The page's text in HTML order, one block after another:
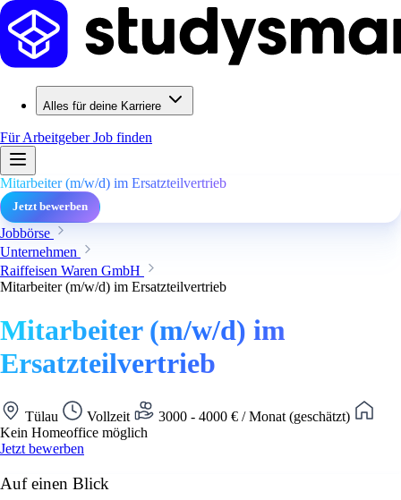
Alles für deine Karriere
Für ArbeitgeberJob finden
Mitarbeiter (m/w/d) im Ersatzteilvertrieb
Jetzt bewerben
Jobbörse
Unternehmen
Raiffeisen Waren GmbH
Mitarbeiter (m/w/d) im Ersatzteilvertrieb
Mitarbeiter (m/w/d) im
Ersatzteilvertrieb
Tülau Vollzeit
3000 - 4000 € / Monat (geschätzt)
Kein Homeoffice möglich
Jetzt bewerben
Auf einen Blick